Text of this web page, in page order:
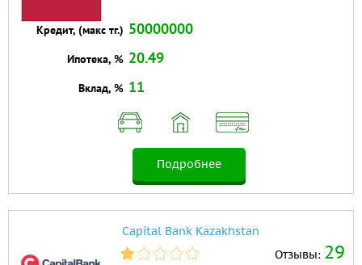
Подробнее
Кредит, (макс тг.) 50000000
Ипотека, % 20.49
Вклад, % 11
Capital Bank Kazakhstan
Отзывы: 29